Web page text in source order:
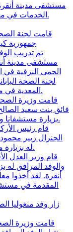
مستشفى مدينة
الخدمات في مجال السياحة الصحية.
قامت لجنة
جمهورية
تم تدريب
مستشفى مدينة
الحمى النزفية في
لجنة الصحة
المعدية في مستشفى مدينة أنقرة.
قامت وزيرة الصحة
فائق بنت سعيد
بزيارة مستشفانا وأبدوا ملاحظاتهم عنها.
قام رئيس
الجنرال زبير
له بزيارة مستشفى مدينة أنقرة.
قام وزير العدل
والوفد المرافق له
أنقرة. لقد أخذوا
المقدمة في
زار وفد منغوليا
قامت وزيرة